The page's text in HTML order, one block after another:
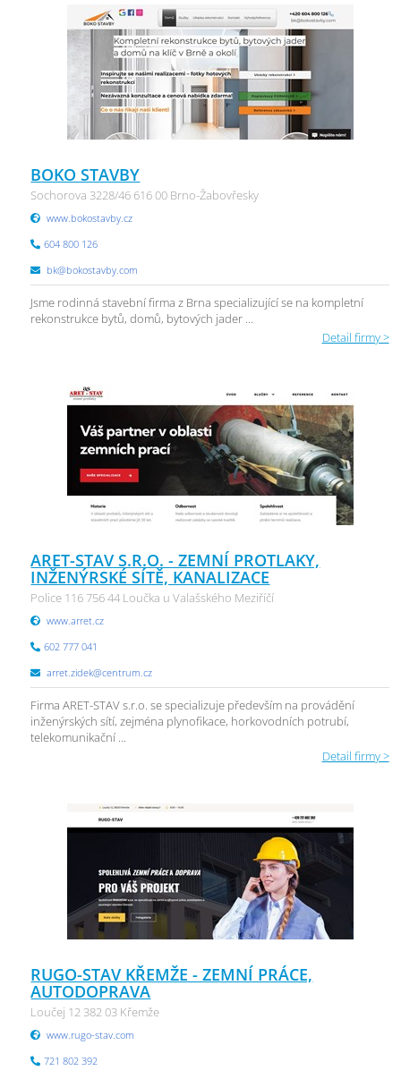
BOKO STAVBY
Sochorova 3228/46 616 00 Brno-Žabovřesky
www.bokostavby.cz
604 800 126
bk@bokostavby.com
Jsme rodinná stavební firma z Brna specializující se na kompletní
rekonstrukce bytů, domů, bytových jader ...
Detail firmy >
ARET-STAV S.R.O. - ZEMNÍ PROTLAKY,
INŽENÝRSKÉ SÍTĚ, KANALIZACE
Police 116 756 44 Loučka u Valašského Meziříčí
www.arret.cz
602 777 041
arret.zidek@centrum.cz
Firma ARET-STAV s.r.o. se specializuje především na provádění
inženýrských sítí, zejména plynofikace, horkovodních potrubí,
telekomunikační ...
Detail firmy >
RUGO-STAV KŘEMŽE - ZEMNÍ PRÁCE,
AUTODOPRAVA
Loučej 12 382 03 Křemže
www.rugo-stav.com
721 802 392